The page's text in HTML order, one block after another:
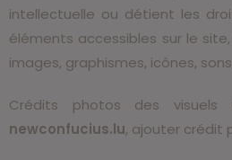
intellectuelle ou détient les
éléments accessibles sur le
images, graphismes, icônes,
Crédits photos des
newconfucius.lu, ajouter crédit